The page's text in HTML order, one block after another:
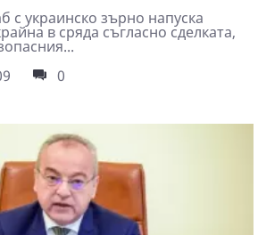
с украинско зърно напуска
в сряда съгласно сделката,
0